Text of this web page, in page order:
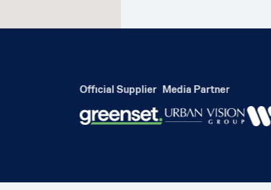
Official Supplier Media Partner